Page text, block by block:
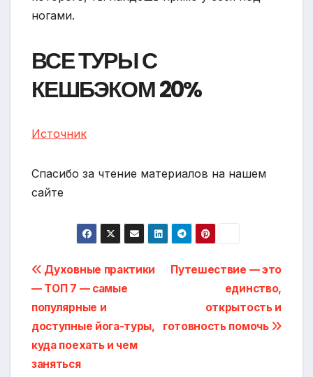
ногами.
ВСЕ ТУРЫ С
КЕШБЭКОМ 20%
Источник
Спасибо за чтение материалов на нашем
сайте
Навигация
по
записям
Путешествие — это
единство,
открытость и
готовность помочь
Духовные практики
— ТОП 7 — самые
популярные и
доступные йога-туры,
куда поехать и чем
заняться